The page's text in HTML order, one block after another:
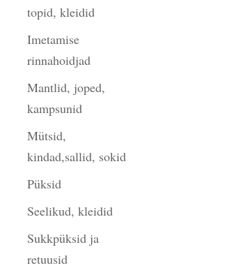
topid, kleidid
Imetamise
rinnahoidjad
Mantlid, joped,
kampsunid
Mütsid,
kindad,sallid, sokid
Püksid
Seelikud, kleidid
Sukkpüksid ja
retuusid